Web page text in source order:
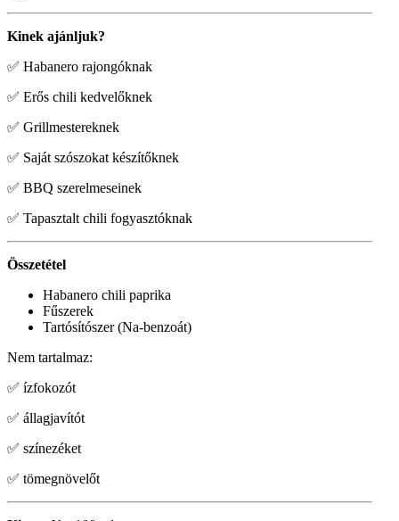
Kinek ajánljuk?
✅ Habanero rajongóknak
✅ Erős chili kedvelőknek
✅ Grillmestereknek
✅ Saját szószokat készítőknek
✅ BBQ szerelmeseinek
✅ Tapasztalt chili fogyasztóknak
Összetétel
Habanero chili paprika
Fűszerek
Tartósítószer (Na-benzoát)
Nem tartalmaz:
✅ ízfokozót
✅ állagjavítót
✅ színezéket
✅ tömegnövelőt